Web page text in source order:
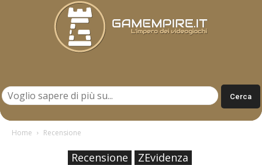
Home Recensione
Recensione ZEvidenza